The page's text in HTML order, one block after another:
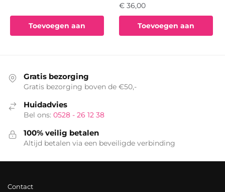
Toevoegen aan
€ 36,00
Toevoegen aan
Gratis bezorging
Gratis bezorging boven de €50,-
Huidadvies
Bel ons: 0528 - 26 12 38
100% veilig betalen
Altijd betalen via een beveiligde verbinding
Contact